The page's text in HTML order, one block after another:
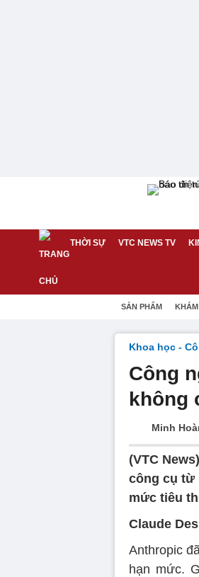
THỜI SỰ VTC NEWS TV
SẢN PHẨM
Khoa học -
Công
không
Minh
(VTC
công cụ từ
mức tiêu
Claude
Anthropic
hạn mức.